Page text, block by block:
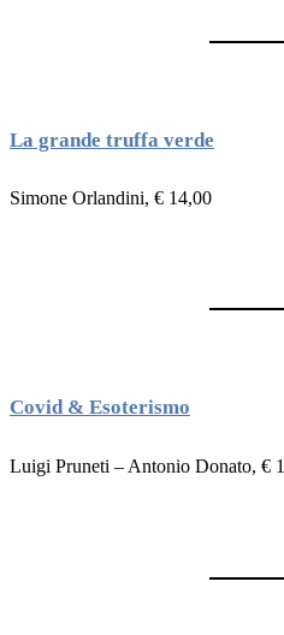
La grande truffa verde
Simone Orlandini, € 14,00
Covid & Esoterismo
Luigi Pruneti – Antonio Donato, €